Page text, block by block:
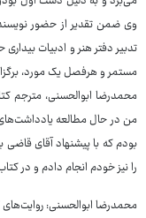
وی ضمن تقدیر از حضور
تدبیر دفتر هنر و ادبیات
مستمر و هرفصل یک مورد،
محمدرضا ابوالحسنی، مترجم
من در حال مطالعه
بودم که با پیشنهاد آقای قاضی
را نیز خودم انجام دادم و در
محمدرضا ابوالحسنی: